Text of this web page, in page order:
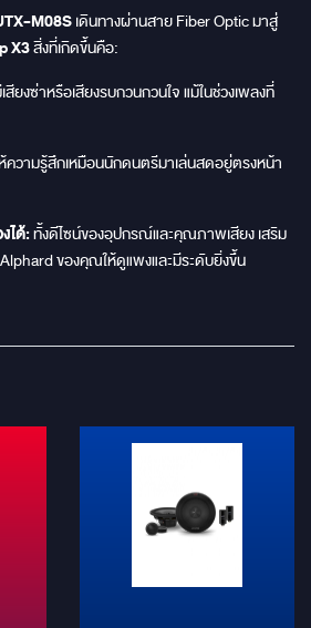
M08Sเดินทางผ่านสาย Fiber Optic มาสู่
X3สิ่งที่เกิดขึ้นคือ:
สียงซ่าหรือเสียงรบกวนกวนใจ แม้ในช่วงเพลงที่
ความรู้สึกเหมือนนักดนตรีมาเล่นสดอยู่ตรงหน้า
ได้:ทั้งดีไซน์ของอุปกรณ์และคุณภาพเสียง เสริม
ของคุณให้ดูแพงและมีระดับยิ่งขึ้น